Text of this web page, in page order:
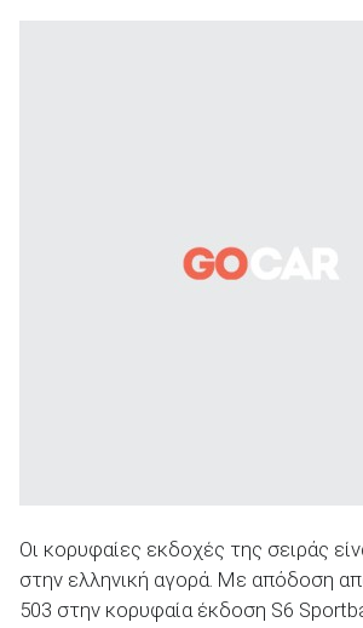
Οι κορυφαίες εκδοχές της σειράς
στην ελληνική αγορά. Με απόδοση
503 στην κορυφαία έκδοση S6